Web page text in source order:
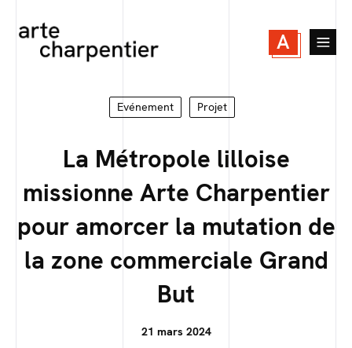
A
Evénement Projet
La Métropole lilloise
missionne Arte Charpentier
pour amorcer la mutation de
la zone commerciale Grand
But
21 mars 2024